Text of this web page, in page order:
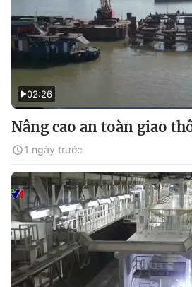
02:26
Nâng cao an toàn giao
1 ngày trước